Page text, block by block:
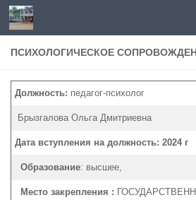
Перейти к содержимому
ПСИХОЛОГИЧЕСКОЕ
Должность: педагог-психолог
Брызгалова Ольга Дмитриевна
Дата вступления на должность: 2024 г
Образование: высшее,
Место закрепления :